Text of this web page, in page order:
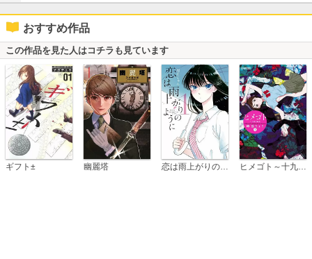
おすすめ作品
この作品を見た人はコチラも見ています
ギフト± 幽麗塔 ヒメゴト～十九歳の制服～